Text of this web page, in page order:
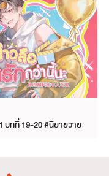
บทที่ 19-20 #นิยายวาย